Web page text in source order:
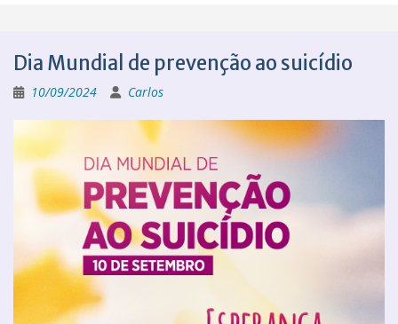
Dia Mundial de prevenção ao suicídio
10/09/2024 Carlos